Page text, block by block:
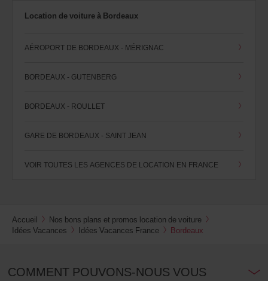
Location de voiture à Bordeaux
AÉROPORT DE BORDEAUX - MÉRIGNAC
BORDEAUX - GUTENBERG
BORDEAUX - ROULLET
GARE DE BORDEAUX - SAINT JEAN
VOIR TOUTES LES AGENCES DE LOCATION EN FRANCE
Accueil
Nos bons plans et promos location de voiture
Idées Vacances
Idées Vacances France Bordeaux
COMMENT POUVONS-NOUS VOUS